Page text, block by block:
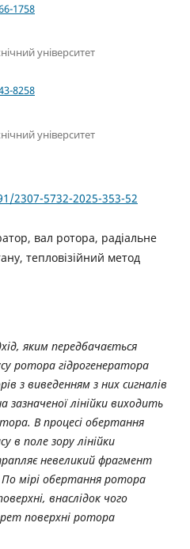
1758
університет
8258
університет
2307-5732-2025-353-52
вал ротора, радіальне
тепловізійний метод
яким передбачається
ротора гідрогенератора
з виведенням з них сигналів
лінійки виходить
В процесі обертання
поле зору лінійки
невеликий фрагмент
мірі обертання ротора
внаслідок чого
поверхні ротора